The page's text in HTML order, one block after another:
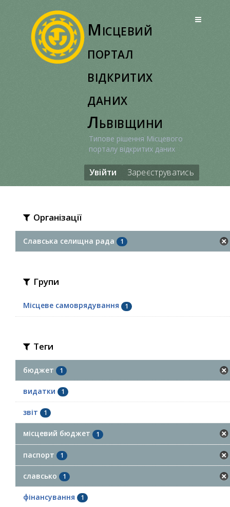
Місцевий
портал
відкритих
даних
Львівщини
Типове рішення Місцевого
порталу відкритих даних
Увійти Зареєструватись
Організації
Славська селищна рада 1
Групи
Місцеве самоврядування 1
Теги
бюджет 1
видатки 1
звіт 1
місцевий бюджет 1
паспорт 1
славсько 1
фінансування 1